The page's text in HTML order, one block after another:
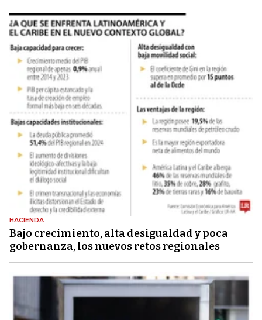
HACIENDA
Bajo crecimiento, alta desigualdad y poca
gobernanza, los nuevos retos regionales